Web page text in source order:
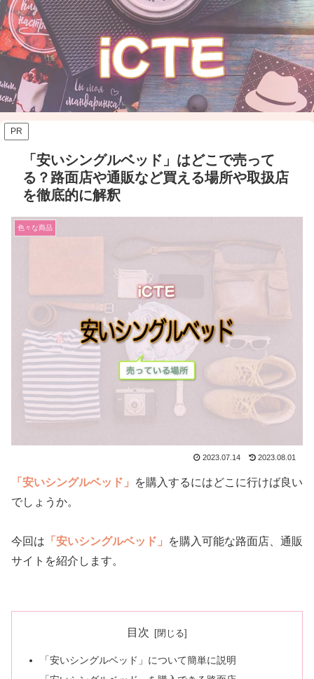
PR
「安いシングルベッド」はどこで売って
る？路面店や通販など買える場所や取扱店
を徹底的に解釈
色々な商品
2023.07.14 2023.08.01
「安いシングルベッド」
を購入するにはどこに行けば良い
でしょうか。
今回は 「安いシングルベッド」
を購入可能な路面店、通販
サイトを紹介します。
目次
「安いシングルベッド」について簡単に説明